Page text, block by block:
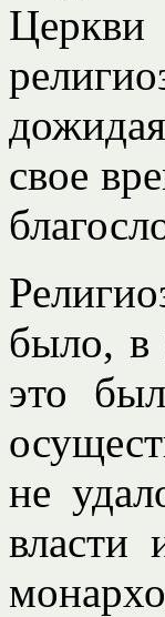
свое
было, в
это
не
власти